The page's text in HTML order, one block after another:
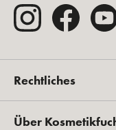
Rechtliches
Über